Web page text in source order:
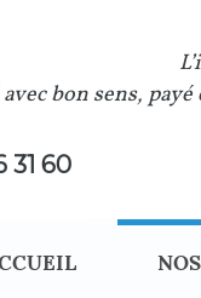
bon sens,
31 60